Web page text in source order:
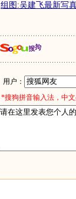
组图:吴建飞最新写
用户：
*搜狗拼音输入法，中